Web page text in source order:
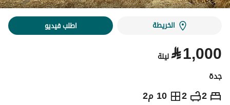
الخريطة اطلب فيديو
⃁1,000 ليلة
جدة
2
2 10 م2 ⃁
1,000يومياً